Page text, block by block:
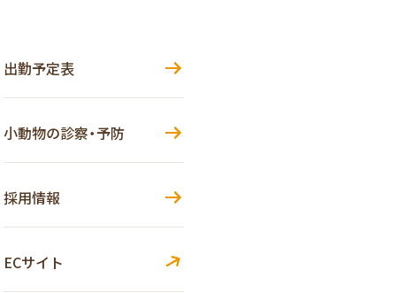
出勤予定表
小動物の診察・予防
採用情報
ECサイト